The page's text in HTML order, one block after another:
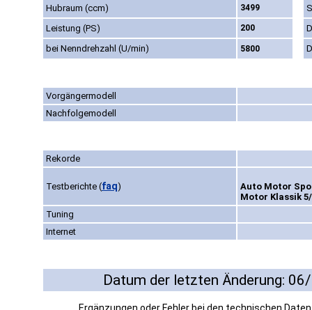
Hubraum (ccm)
3499
Leistung (PS)
200
bei Nenndrehzahl (U/min)
5800
Vorgängermodell
Nachfolgemodell
Rekorde
Testberichte (faq)
Auto Motor
Motor Klassik
Tuning
Internet
Datum der letzten Änderung: